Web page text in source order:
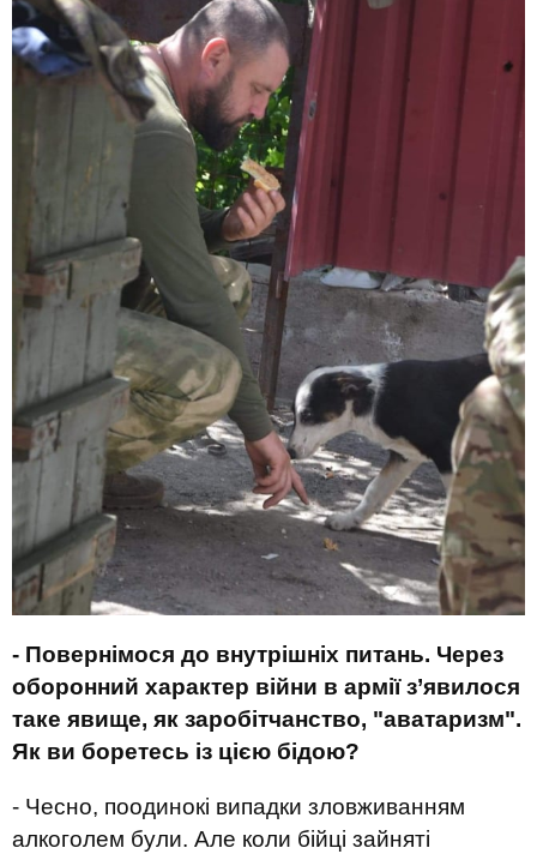
- Повернімося до внутрішніх питань. Через
оборонний характер війни в армії з’явилося
таке явище, як заробітчанство, "аватаризм".
Як ви боретесь із цією бідою?
- Чесно, поодинокі випадки зловживанням
алкоголем були. Але коли бійці зайняті